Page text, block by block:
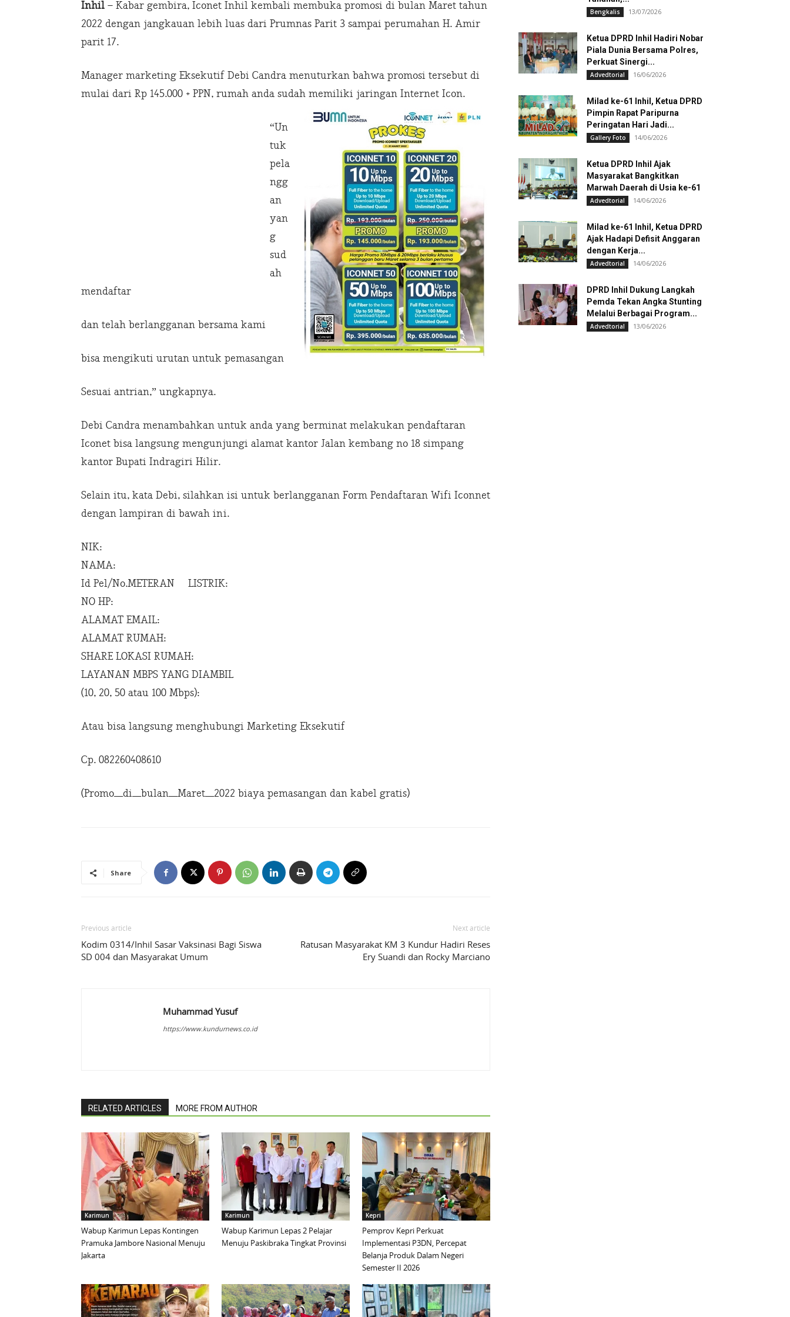
Inhil – Kabar gembira, Iconet Inhil kembali membuka promosi di bulan Maret tahun
2022 dengan jangkauan lebih luas dari Prumnas Parit 3 sampai perumahan H. Amir
parit 17.
Manager marketing Eksekutif Debi Candra menuturkan bahwa promosi tersebut di
mulai dari Rp 145.000 + PPN, rumah anda sudah memiliki jaringan Internet Icon.
“Un
tuk
pela
ngg
an
yan
g
sud
ah
mendaftar
dan telah berlangganan bersama kami
bisa mengikuti urutan untuk pemasangan
Sesuai antrian,” ungkapnya.
Debi Candra menambahkan untuk anda yang berminat melakukan pendaftaran
Iconet bisa langsung mengunjungi alamat kantor Jalan kembang no 18 simpang
kantor Bupati Indragiri Hilir.
Selain itu, kata Debi, silahkan isi untuk berlangganan Form Pendaftaran Wifi Iconnet
dengan lampiran di bawah ini.
NIK:
NAMA:
Id Pel/No.METERAN LISTRIK:
NO HP:
ALAMAT EMAIL:
ALAMAT RUMAH:
SHARE LOKASI RUMAH:
LAYANAN MBPS YANG DIAMBIL
(10, 20, 50 atau 100 Mbps):
Atau bisa langsung menghubungi Marketing Eksekutif
Cp. 082260408610
(Promo_di_bulan_Maret_2022 biaya pemasangan dan kabel gratis)
Share
Previous article
Kodim 0314/Inhil Sasar Vaksinasi Bagi Siswa
SD 004 dan Masyarakat Umum
Next article
Ratusan Masyarakat KM 3 Kundur Hadiri Reses
Ery Suandi dan Rocky Marciano
Muhammad Yusuf
https://www.kundurnews.co.id
RELATED ARTICLES MORE FROM AUTHOR
Karimun
Wabup Karimun Lepas Kontingen
Pramuka Jambore Nasional Menuju
Jakarta
Karimun
Wabup Karimun Lepas 2 Pelajar
Menuju Paskibraka Tingkat Provinsi
Kepri
Pemprov Kepri Perkuat
Implementasi P3DN, Percepat
Belanja Produk Dalam Negeri
Semester II 2026
Bengkalis 13/07/2026
Ketua DPRD Inhil Hadiri Nobar
Piala Dunia Bersama Polres,
Perkuat Sinergi...
Advedtorial 16/06/2026
Milad ke-61 Inhil, Ketua DPRD
Pimpin Rapat Paripurna
Peringatan Hari Jadi...
Gallery Foto 14/06/2026
Ketua DPRD Inhil Ajak
Masyarakat Bangkitkan
Marwah Daerah di Usia ke-61
Advedtorial 14/06/2026
Milad ke-61 Inhil, Ketua DPRD
Ajak Hadapi Defisit Anggaran
dengan Kerja...
Advedtorial 14/06/2026
DPRD Inhil Dukung Langkah
Pemda Tekan Angka Stunting
Melalui Berbagai Program...
Advedtorial 13/06/2026